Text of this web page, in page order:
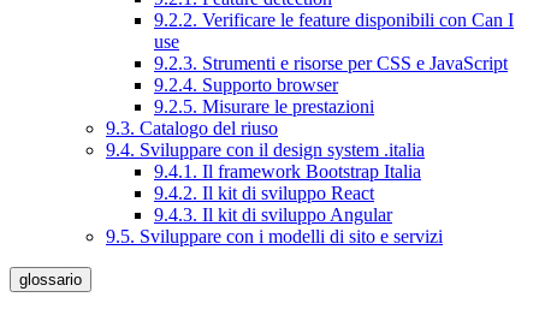
9.2.2. Verificare le feature disponibili con Can I
use
9.2.3. Strumenti e risorse per CSS e JavaScript
9.2.4. Supporto browser
9.2.5. Misurare le prestazioni
9.3. Catalogo del riuso
9.4. Sviluppare con il design system .italia
9.4.1. Il framework Bootstrap Italia
9.4.2. Il kit di sviluppo React
9.4.3. Il kit di sviluppo Angular
9.5. Sviluppare con i modelli di sito e servizi
glossario